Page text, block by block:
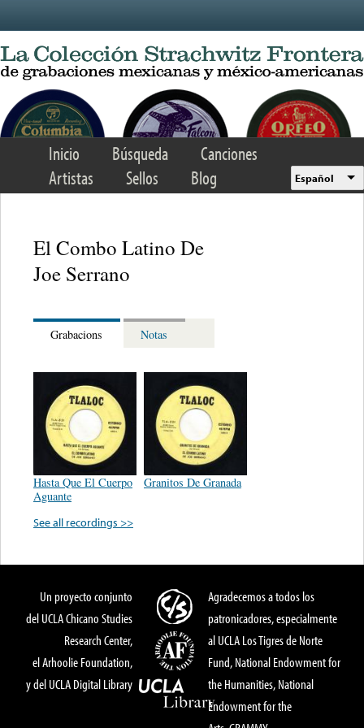
Inicio Búsqueda
Canciones
Artistas
Sellos Blog Español
El Combo Latino De
Joe Serrano
Grabacions Notas
Hasta Que El Cuerpo
Aguante
Granitos De Granada
See all recordings >>
Un proyecto conjunto
del UCLA Chicano Studies
Research Center,
el Arhoolie Foundation,
y del UCLA Digital Library
Agradecemos a todos los
patronicadores, especialmente
al UCLA Los Tigres de Norte
Fund, National Endowment for
the Humanities, National
Endowment for the